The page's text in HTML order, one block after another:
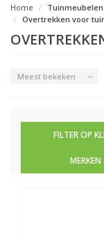
Home Tuinmeubelen
Overtrekken voor
Meest bekeken
FILTER OP
MERKEN